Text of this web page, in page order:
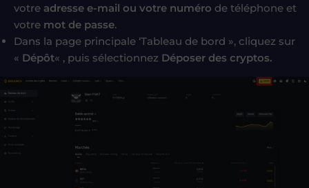
votre adresse e-mail ou votre numéro de téléphone et
votre mot de passe.
Dans la page principale ‘Tableau de bord », cliquez sur
« Dépôt« , puis sélectionnez Déposer des cryptos.